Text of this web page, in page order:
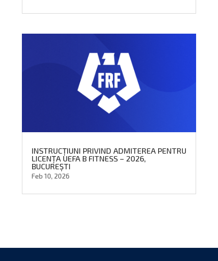
INSTRUCȚIUNI PRIVIND ADMITEREA PENTRU
LICENȚA UEFA B FITNESS – 2026,
BUCUREȘTI
Feb 10, 2026